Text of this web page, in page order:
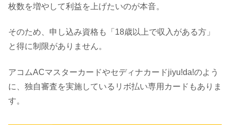
枚数を増やして利益を上げたいのが本音。
そのため、申し込み資格も「18歳以上で収入がある方」
と得に制限がありません。
アコムACマスターカードやセディナカードjiyu!da!のよう
に、独自審査を実施しているリボ払い専用カードもありま
す。